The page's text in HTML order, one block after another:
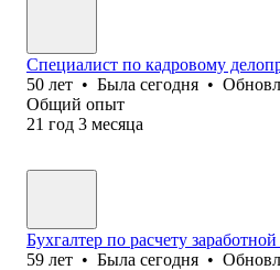
Специалист по кадровому
50 лет • Была сегодня •
Общий опыт
21 год 3 месяца
Бухгалтер по расчету
59 лет • Была сегодня •